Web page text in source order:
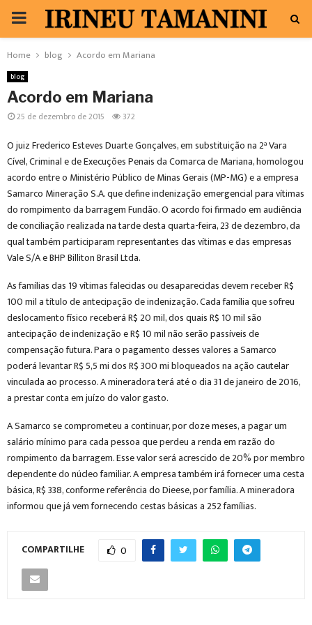
PRIMARY
MENU
Home blog Acordo em Mariana
blog
Acordo em Mariana
25 de dezembro de 2015 372
O juiz Frederico Esteves Duarte Gonçalves, em substituição na 2ª Vara
Cível, Criminal e de Execuções Penais da Comarca de Mariana, homologou
acordo entre o Ministério Público de Minas Gerais (MP-MG) e a empresa
Samarco Mineração S.A. que define indenização emergencial para vítimas
do rompimento da barragem Fundão. O acordo foi firmado em audiência
de conciliação realizada na tarde desta quarta-feira, 23 de dezembro, da
qual também participaram representantes das vítimas e das empresas
Vale S/A e BHP Billiton Brasil Ltda.
As famílias das 19 vítimas falecidas ou desaparecidas devem receber R$
100 mil a título de antecipação de indenização. Cada família que sofreu
deslocamento físico receberá R$ 20 mil, dos quais R$ 10 mil são
antecipação de indenização e R$ 10 mil não serão passíveis de
compensação futura. Para o pagamento desses valores a Samarco
poderá levantar R$ 5,5 mi dos R$ 300 mi bloqueados na ação cautelar
vinculada ao processo. A mineradora terá até o dia 31 de janeiro de 2016,
a prestar conta em juízo do valor gasto.
A Samarco se comprometeu a continuar, por doze meses, a pagar um
salário mínimo para cada pessoa que perdeu a renda em razão do
rompimento da barragem. Esse valor será acrescido de 20% por membro
dependente do núcleo familiar. A empresa também irá fornecer uma cesta
básica, R$ 338, conforme referência do Dieese, por família. A mineradora
informou que já vem fornecendo cestas básicas a 252 famílias.
COMPARTILHE 0